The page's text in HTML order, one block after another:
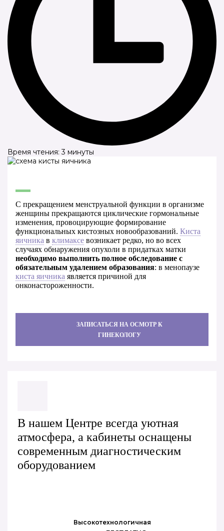
Время чтения: 3 минуты
С прекращением менструальной функции в организме
женщины прекращаются циклические гормональные
изменения, провоцирующие формирование
функциональных кистозных новообразований. Киста
яичника в климаксе возникает редко, но во всех
случаях обнаружения опухоли в придатках матки
необходимо выполнить полное обследование с
обязательным удалением образования: в менопаузе
киста яичника является причиной для
онконастороженности.
ЗАПИСАТЬСЯ НА ОСМОТР К
ГИНЕКОЛОГУ
В нашем Центре всегда уютная
атмосфера, а кабинеты оснащены
современным диагностическим
оборудованием
Высокотехнологичная